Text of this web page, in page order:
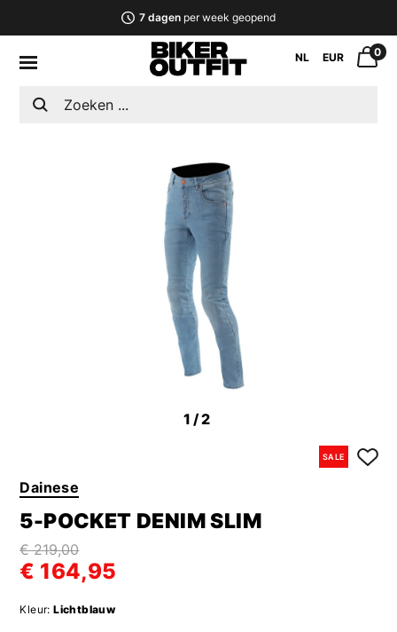
7 dagenper week geopend
NL EUR 0
1/2
SALE
Dainese
5-POCKET DENIM SLIM
€ 219,00
€ 164,95
Kleur: Lichtblauw